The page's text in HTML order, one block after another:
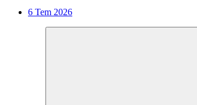
6 Tem 2026